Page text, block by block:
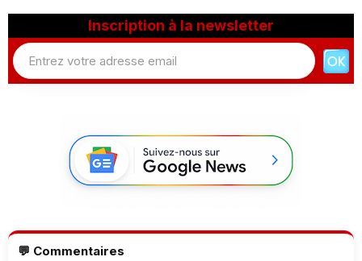
Inscription à la newsletter
💬 Commentaires